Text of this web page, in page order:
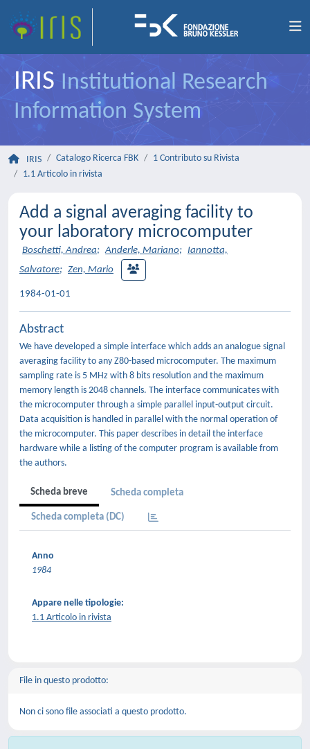
IRIS Institutional Research
Information System
IRIS Catalogo Ricerca FBK
1 Contributo su Rivista
1.1 Articolo in rivista
Add a signal averaging facility to
your laboratory microcomputer
Boschetti, Andrea; Anderle, Mariano; Iannotta,
Salvatore; Zen, Mario
1984-01-01
Abstract
We have developed a simple interface which adds an analogue signal
averaging facility to any Z80-based microcomputer. The maximum
sampling rate is 5 MHz with 8 bits resolution and the maximum
memory length is 2048 channels. The interface communicates with
the microcomputer through a simple parallel input-output circuit.
Data acquisition is handled in parallel with the normal operation of
the microcomputer. This paper describes in detail the interface
hardware while a listing of the computer program is available from
the authors.
Scheda breve Scheda completa
Scheda completa (DC)
Anno
1984
Appare nelle tipologie:
1.1 Articolo in rivista
File in questo prodotto:
Non ci sono file associati a questo prodotto.